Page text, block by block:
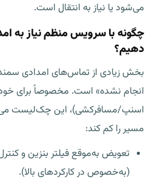
می‌شود یا نیاز به انتقال است.
چگونه با سرویس منظم نیاز به
دهیم؟
بخش زیادی از تماس‌های امدادی
انجام نشده» است. مخصوصاً برای
اسنپ/مسافرکشی)، این چک‌لیست
مسیر را کم کند:
تعویض به‌موقع فیلتر بنزین و
(به‌خصوص در کارکردهای بالا).